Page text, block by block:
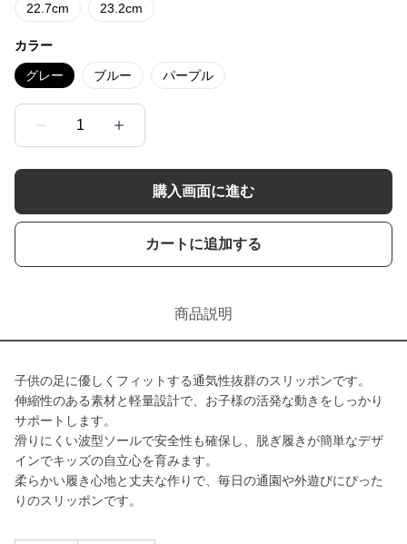
22.7cm 23.2cm
カラー
グレー ブルー パープル
1
購入画面に進む
カートに追加する
商品説明
子供の足に優しくフィットする通気性抜群のスリッポンです。
伸縮性のある素材と軽量設計で、お子様の活発な動きをしっかり
サポートします。
滑りにくい波型ソールで安全性も確保し、脱ぎ履きが簡単なデザ
インでキッズの自立心を育みます。
柔らかい履き心地と丈夫な作りで、毎日の通園や外遊びにぴった
りのスリッポンです。